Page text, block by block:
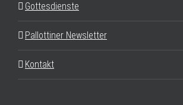
Gottesdienste
Pallottiner Newsletter
Kontakt